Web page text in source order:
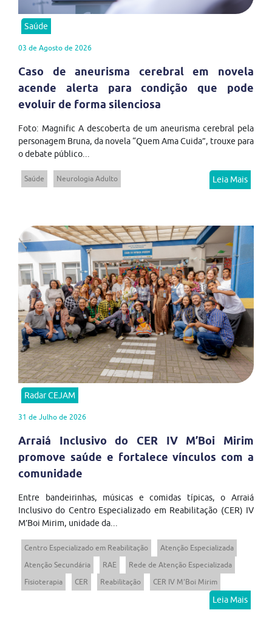
Saúde
03 de Agosto de 2026
Caso de aneurisma cerebral em novela
acende alerta para condição que pode
evoluir de forma silenciosa
Foto: Magnific A descoberta de um aneurisma cerebral pela
personagem Bruna, da novela “Quem Ama Cuida”, trouxe para
o debate público...
Saúde Neurologia Adulto Leia Mais
Radar CEJAM
31 de Julho de 2026
Arraiá Inclusivo do CER IV M’Boi Mirim
promove saúde e fortalece vínculos com a
comunidade
Entre bandeirinhas, músicas e comidas típicas, o Arraiá
Inclusivo do Centro Especializado em Reabilitação (CER) IV
M’Boi Mirim, unidade da...
Centro Especializado em Reabilitação
Atenção Especializada
Atenção Secundária
RAE
Rede de Atenção Especializada
Fisioterapia
CER Reabilitação CER IV M'Boi Mirim
Leia Mais